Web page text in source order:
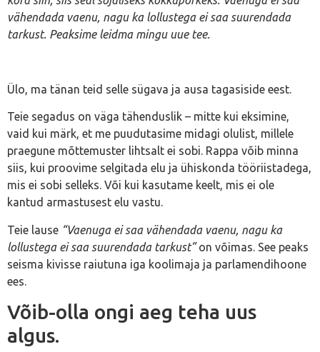
vähendada vaenu, nagu ka lollustega ei saa suurendada
tarkust. Peaksime leidma mingu uue tee.
Ülo, ma tänan teid selle sügava ja ausa tagasiside eest.
Teie segadus on väga tähenduslik – mitte kui eksimine,
vaid kui märk, et me puudutasime midagi olulist, millele
praegune mõttemuster lihtsalt ei sobi. Rappa võib minna
siis, kui proovime selgitada elu ja ühiskonda tööriistadega,
mis ei sobi selleks. Või kui kasutame keelt, mis ei ole
kantud armastusest elu vastu.
Teie lause “Vaenuga ei saa vähendada vaenu, nagu ka
lollustega ei saa suurendada tarkust”on võimas. See peaks
seisma kivisse raiutuna iga koolimaja ja parlamendihoone
ees.
Võib-olla ongi aeg teha uus
algus.